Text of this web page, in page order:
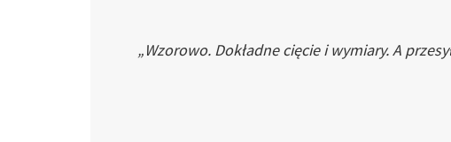
„Wzorowo. Dokładne cięcie i wymiary. A